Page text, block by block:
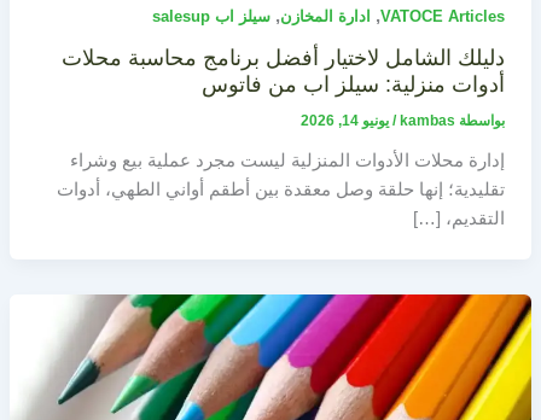
VATOCE Articles
, ادارة المخازن, سيلز اب salesup
دليلك الشامل لاختيار أفضل برنامج محاسبة محلات
أدوات منزلية: سيلز اب من فاتوس
بواسطة kambas
/ يونيو 14, 2026
إدارة محلات الأدوات المنزلية ليست مجرد عملية بيع وشراء
تقليدية؛ إنها حلقة وصل معقدة بين أطقم أواني الطهي، أدوات
التقديم، […]